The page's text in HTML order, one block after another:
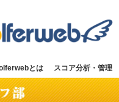
とは スコア分析・管理